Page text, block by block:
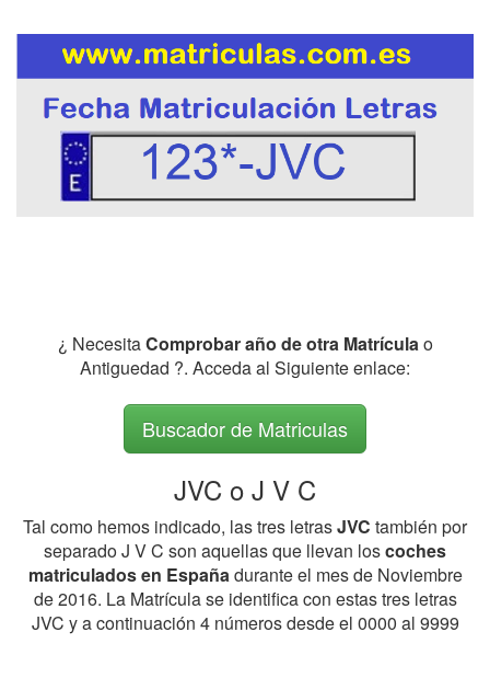
¿ NecesitaComprobar año de otra Matrículao
Antiguedad ?. Acceda al Siguiente enlace:
Buscador de Matriculas
JVC o J V C
Tal como hemos indicado, las tres letrasJVC también por
separado J V C son aquellas que llevan loscoches
matriculados en Españadurante el mes de Noviembre
de 2016. La Matrícula se identifica con estas tres letras
JVC y a continuación 4 números desde el 0000 al 9999